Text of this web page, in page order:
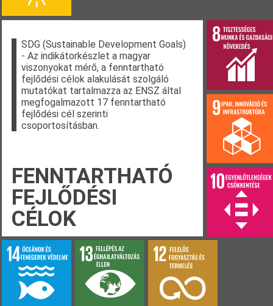
SDG (Sustainable Development Goals)
- Az indikátorkészlet a magyar
viszonyokat mérő, a fenntartható
fejlődési célok alakulását szolgáló
mutatókat tartalmazza az ENSZ által
megfogalmazott 17 fenntartható
fejlődési cél szerinti
csoportosításban.
FENNTARTHATÓ
FEJLŐDÉSI
CÉLOK